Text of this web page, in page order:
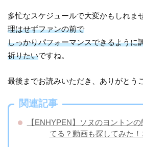
多忙なスケジュールで大変かもしれま
理はせずファンの前で
しっかりパフォーマンスできるように
祈りたいですね。
最後までお読みいただき、ありがとう
関連記事
【ENHYPEN】ソヌのヨントン
てる？動画も探してみた